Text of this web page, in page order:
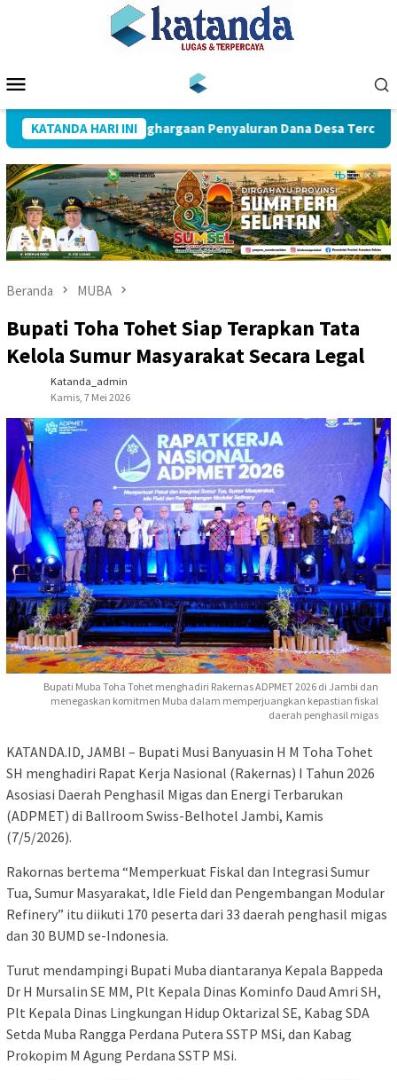
Mobile
KATANDA HARI INI
Muba Raih Penghargaan Penyaluran Dana Desa Tercepat
Beranda MUBA
Bupati Toha Tohet Siap Terapkan Tata
Kelola Sumur Masyarakat Secara Legal
Katanda_admin
Kamis, 7 Mei 2026
Bupati Muba Toha Tohet menghadiri Rakernas ADPMET 2026 di Jambi dan
menegaskan komitmen Muba dalam memperjuangkan kepastian fiskal
daerah penghasil migas
KATANDA.ID, JAMBI – Bupati Musi Banyuasin H M Toha Tohet
SH menghadiri Rapat Kerja Nasional (Rakernas) I Tahun 2026
Asosiasi Daerah Penghasil Migas dan Energi Terbarukan
(ADPMET) di Ballroom Swiss-Belhotel Jambi, Kamis
(7/5/2026).
Rakornas bertema “Memperkuat Fiskal dan Integrasi Sumur
Tua, Sumur Masyarakat, Idle Field dan Pengembangan Modular
Refinery” itu diikuti 170 peserta dari 33 daerah penghasil migas
dan 30 BUMD se-Indonesia.
Turut mendampingi Bupati Muba diantaranya Kepala Bappeda
Dr H Mursalin SE MM, Plt Kepala Dinas Kominfo Daud Amri SH,
Plt Kepala Dinas Lingkungan Hidup Oktarizal SE, Kabag SDA
Setda Muba Rangga Perdana Putera SSTP MSi, dan Kabag
Prokopim M Agung Perdana SSTP MSi.